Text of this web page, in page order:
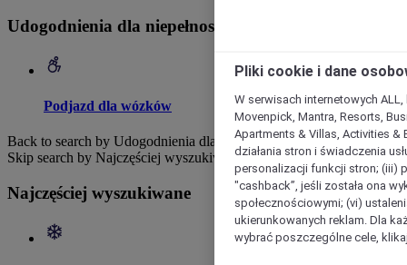
Udogodnienia dla niepełnosprawnych
Podjazd dla wózków
Back to search by Udogodnienia dla niepełnosprawnych
Skip search by Najczęściej wyszukiwane
Najczęściej wyszukiwane
Pliki cookie i dane
W serwisach internetowych
Movenpick, Mantra, Resorts,
Apartments & Villas, Activities &
działania stron i świadczenia
personalizacji funkcji stron; (iii)
"cashback”, jeśli została ona
społecznościowymi; (vi)
ukierunkowanych reklam. Dla
wybrać poszczególne cele,